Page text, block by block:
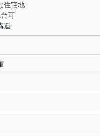
住宅地
可
造